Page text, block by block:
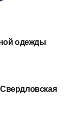
одежды
Свердловская